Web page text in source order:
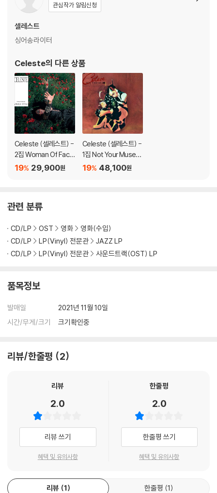
아래에 해당하는 경우는 불량이 아니므로 개봉 후 반품/교환이 불가합니
2) 컬러 디스크의 특성상 제작 공정시 앨범마다 색상 차이가 나는 경우도
있습니다.
3) 컬러 디스크는 제작 과정에서 다른 색상 염료가 섞여 얼룩과 번짐, 반점
등이 발생할 수 있습니다.
※ 반품/교환 안내
1) 불량으로 인한 반품/교환 요청 시에는 불량 확인을 위해 개봉 시의 동영
상을 요청할 수 있으며, 동영상이 없는 경우 반품/교환이 제한될 수 있습니
다.
관련 사진과 동영상 및 재생 기기 모델명을 첨부하여 첨부하여 고객센터에
가 어려우므로 신중한 구매를 부탁드립니다.
관심작가 알림신청
셀레스트
싱어송라이터
Celeste의 다른 상품
Celeste (셀레스트) -
2집 Woman Of Face
s
29,900원
19%
Celeste (셀레스트) -
1집 Not Your Muse
[LP] 48,100원
19%
관련 분류
CD/LP OST 영화
영화(수입)
CD/LP
LP(Vinyl) 전문관
JAZZ LP
CD/LP
LP(Vinyl) 전문관 사운드트랙(OST) LP
품목정보
발매일
2021년 11월 10일
시간/무게/크기
크기확인중
리뷰/한줄평 2
리뷰
2.0
리뷰 쓰기
혜택 및 유의사항
한줄평
2.0
한줄평 쓰기
혜택 및 유의사항
리뷰 1 한줄평 1